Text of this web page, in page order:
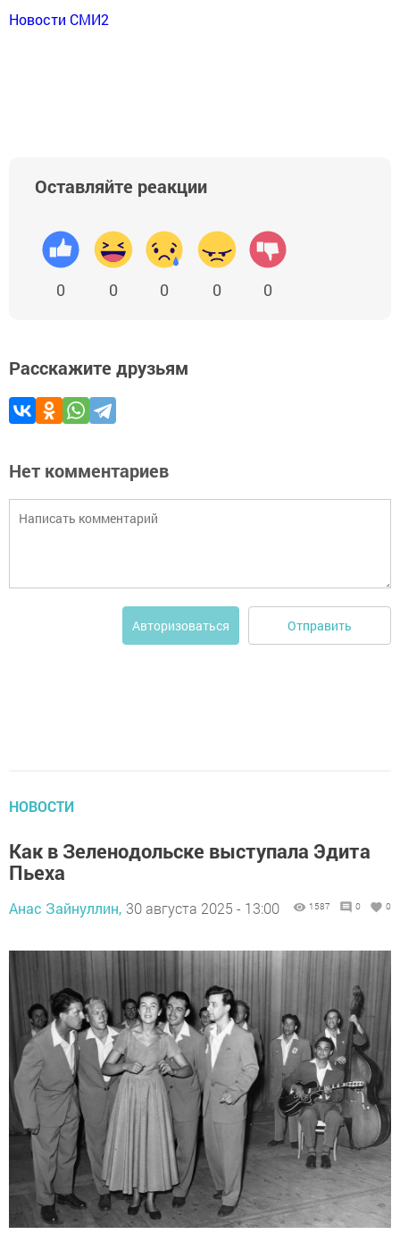
Новости СМИ2
Оставляйте реакции
0 0 0 0 0
Расскажите друзьям
Нет комментариев
Авторизоваться Отправить
НОВОСТИ
Как в Зеленодольске выступала Эдита
Пьеха
Анас Зайнуллин, 30 августа 2025 - 13:00 1587 0 0